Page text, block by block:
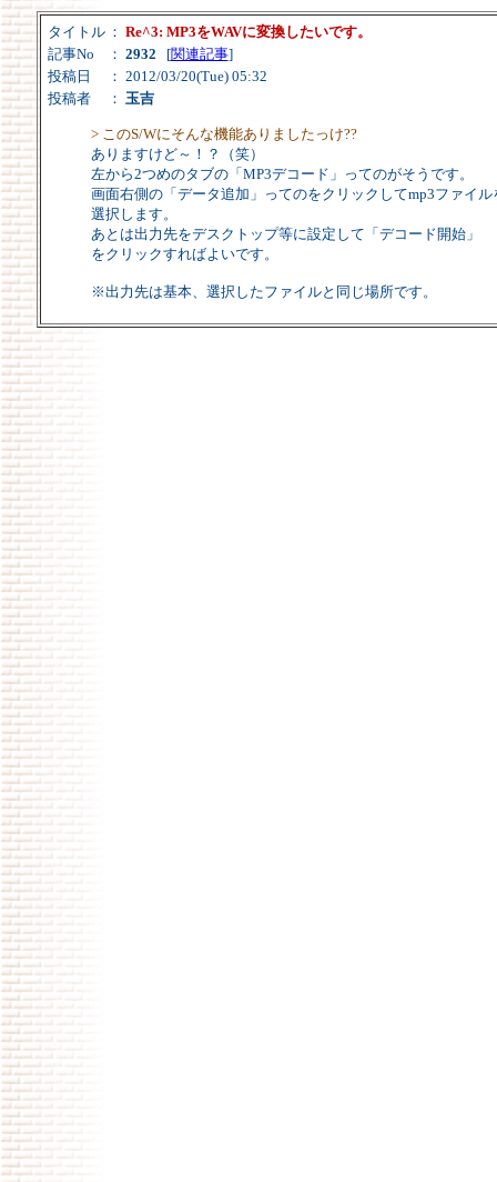
タイトル ： Re^3: MP3をWAVに変換したいです。
記事No
： 2932 [関連記事]
投稿日
： 2012/03/20(Tue) 05:32
投稿者
： 玉吉
> このS/Wにそんな機能ありましたっけ??
ありますけど～！？（笑）
左から2つめのタブの「MP3デコード」ってのがそうです。
画面右側の「データ追加」ってのをクリックしてmp3ファイル
選択します。
あとは出力先をデスクトップ等に設定して「デコード開始」
をクリックすればよいです。
※出力先は基本、選択したファイルと同じ場所です。